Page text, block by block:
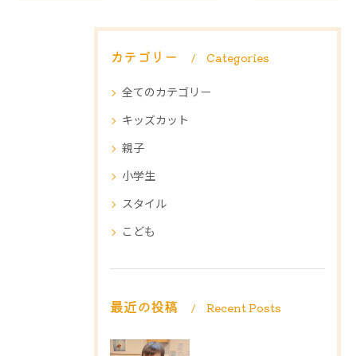
カテゴリー Categories
全てのカテゴリー
キッズカット
親子
小学生
スタイル
こども
最近の投稿 Recent Posts